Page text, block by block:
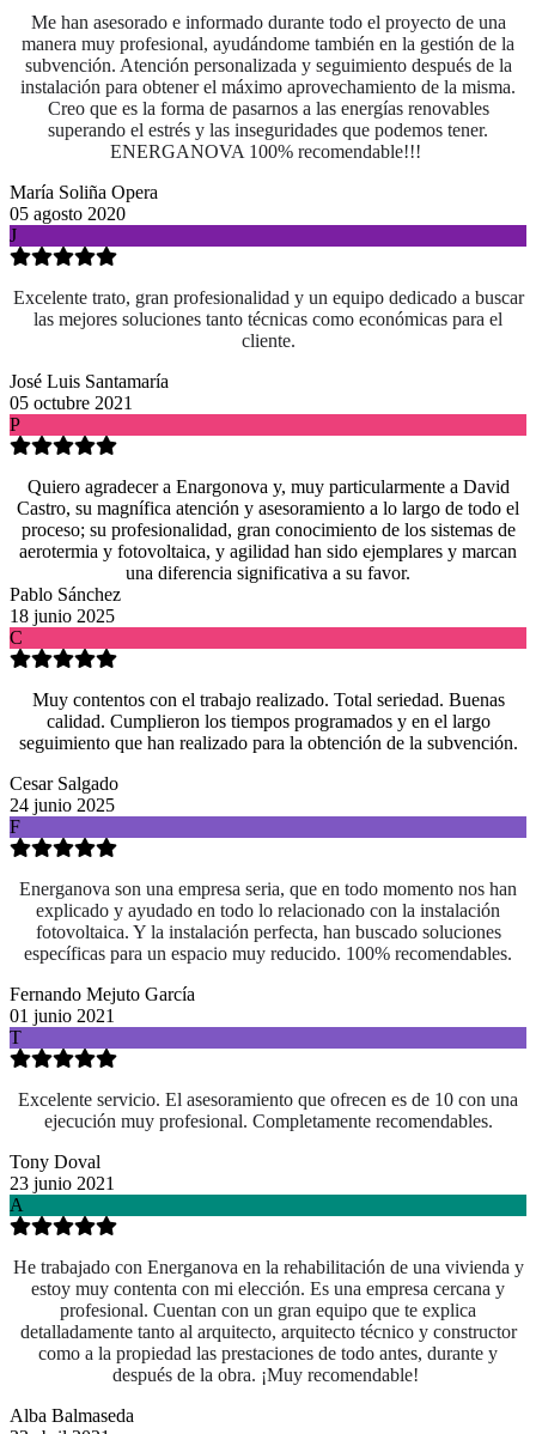
Me han asesorado e informado durante todo el proyecto de una
manera muy profesional, ayudándome también en la gestión de la
subvención. Atención personalizada y seguimiento después de la
instalación para obtener el máximo aprovechamiento de la misma.
Creo que es la forma de pasarnos a las energías renovables
superando el estrés y las inseguridades que podemos tener.
ENERGANOVA 100% recomendable!!!
María Soliña Opera
05 agosto 2020
J
Excelente trato, gran profesionalidad y un equipo dedicado a buscar
las mejores soluciones tanto técnicas como económicas para el
cliente.
José Luis Santamaría
05 octubre 2021
P
Quiero agradecer a Enargonova y, muy particularmente a David
Castro, su magnífica atención y asesoramiento a lo largo de todo el
proceso; su profesionalidad, gran conocimiento de los sistemas de
aerotermia y fotovoltaica, y agilidad han sido ejemplares y marcan
una diferencia significativa a su favor.
Pablo Sánchez
18 junio 2025
C
Muy contentos con el trabajo realizado. Total seriedad. Buenas
calidad. Cumplieron los tiempos programados y en el largo
seguimiento que han realizado para la obtención de la subvención.
Cesar Salgado
24 junio 2025
F
Energanova son una empresa seria, que en todo momento nos han
explicado y ayudado en todo lo relacionado con la instalación
fotovoltaica. Y la instalación perfecta, han buscado soluciones
específicas para un espacio muy reducido. 100% recomendables.
Fernando Mejuto García
01 junio 2021
T
Excelente servicio. El asesoramiento que ofrecen es de 10 con una
ejecución muy profesional. Completamente recomendables.
Tony Doval
23 junio 2021
A
He trabajado con Energanova en la rehabilitación de una vivienda y
estoy muy contenta con mi elección. Es una empresa cercana y
profesional. Cuentan con un gran equipo que te explica
detalladamente tanto al arquitecto, arquitecto técnico y constructor
como a la propiedad las prestaciones de todo antes, durante y
después de la obra. ¡Muy recomendable!
Alba Balmaseda